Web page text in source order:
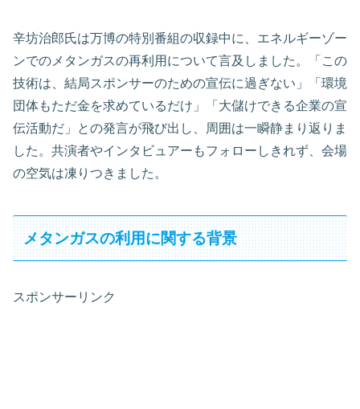
辛坊治郎氏は万博の特別番組の収録中に、エネルギーゾー
ンでのメタンガスの再利用について言及しました。「この
技術は、結局スポンサーのための宣伝に過ぎない」「環境
団体もただ金を求めているだけ」「大儲けできる企業の宣
伝活動だ」との発言が飛び出し、周囲は一瞬静まり返りま
した。共演者やインタビュアーもフォローしきれず、会場
の空気は凍りつきました。
メタンガスの利用に関する背景
スポンサーリンク